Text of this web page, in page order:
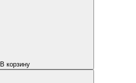
В корзину